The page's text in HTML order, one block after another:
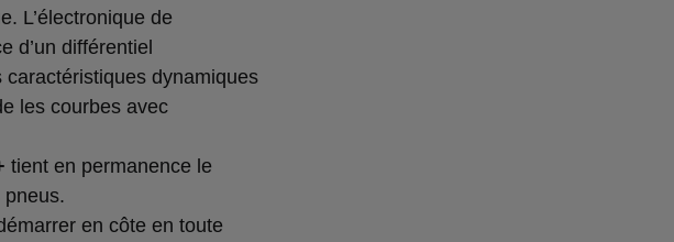
L’électronique de
d’un différentiel
dynamiques
les courbes avec
tient en permanence le
en côte en toute